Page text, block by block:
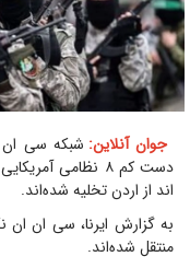
جوان آنلاین: شبکه سی ان
دست کم ۸ نظامی
اند از اردن تخلیه شده‌اند.
به گزارش ایرنا، سی ان ان
منتقل شده‌اند.